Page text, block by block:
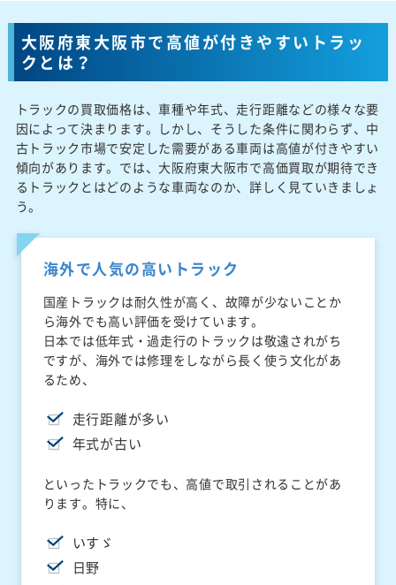
大阪府東大阪市で高値が付きやすいトラッ
クとは？
トラックの買取価格は、車種や年式、走行距離などの様々な要
因によって決まります。しかし、そうした条件に関わらず、中
古トラック市場で安定した需要がある車両は高値が付きやすい
傾向があります。では、大阪府東大阪市で高価買取が期待でき
るトラックとはどのような車両なのか、詳しく見ていきましょ
う。
海外で人気の高いトラック
国産トラックは耐久性が高く、故障が少ないことか
ら海外でも高い評価を受けています。
日本では低年式・過走行のトラックは敬遠されがち
ですが、海外では修理をしながら長く使う文化があ
るため、
走行距離が多い
年式が古い
といったトラックでも、高値で取引されることがあ
ります。特に、
いすゞ
日野